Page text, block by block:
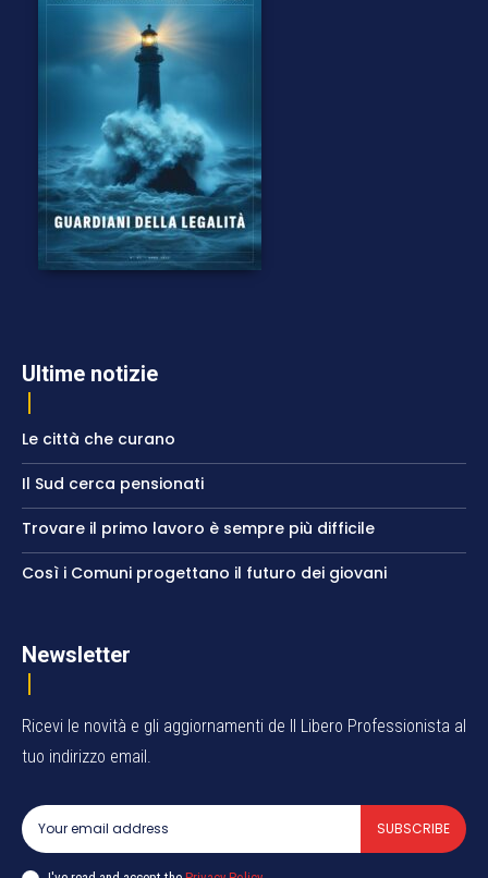
Ultime notizie
Le città che curano
Il Sud cerca pensionati
Trovare il primo lavoro è sempre più difficile
Così i Comuni progettano il futuro dei giovani
Newsletter
Ricevi le novità e gli aggiornamenti de Il Libero Professionista al
tuo indirizzo email.
SUBSCRIBE